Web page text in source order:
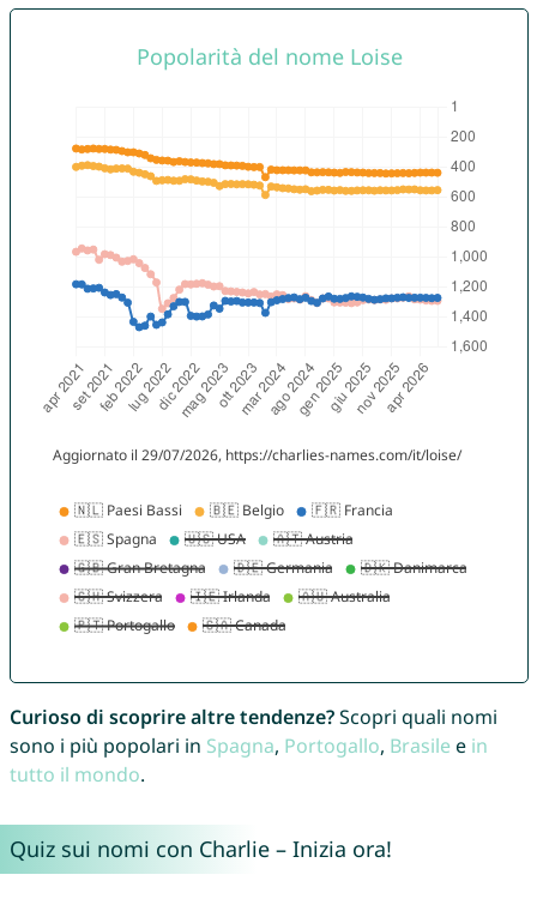
Curioso di scoprire altre tendenze?Scopri quali nomi
sono i più popolari in Spagna, Portogallo, Brasile e in
tutto il mondo.
Quiz sui nomi con Charlie – Inizia ora!